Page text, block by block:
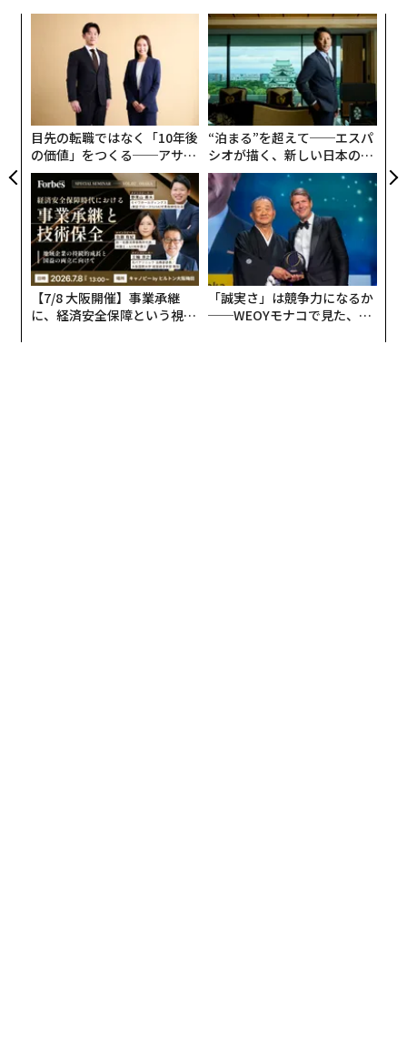
編集 = 木内涼子
2026年9月号発売中
最新号の購入はこちらから
メンバーシップに登録する
目先の転職ではなく「10年後
の価値」をつくる──アサイ
ンの長期伴走型支援とは
“泊まる”を超えて──エスパ
シオが描く、新しい日本のラ
グジュアリー（前編）
【7/8 大阪開催】事業承継
に、経済安全保障という視点
「誠実さ」は競争力になるか
──WEOYモナコで見た、く